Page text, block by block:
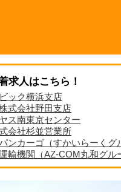
求人はこちら！
ック横浜支店
式会社野田支店
ス南東京センター
会社杉並営業所
ンカーゴ（すかいらーくグ
輸機関（AZ-COM丸和グル